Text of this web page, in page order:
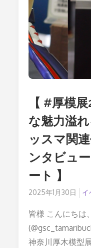
う！
テ
ィ
タ
ノ
マ
ニ
ア
作
説
ミ
キ
シ
ン
グ
編
【 #厚模
な魅力溢
ッスマ関
ンタビュ
ート 】
Posted
2025年1月30日 イ
皆様 こんにちは
神奈川厚木模型